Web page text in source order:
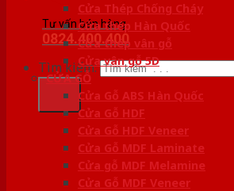
Tư vấn bán hàng
0824.400.400
Tìm kiếm:
Cửa Thép Chống Cháy
Cửa thép Hàn Quốc
Cửa thép vân gỗ
Cửa vân gỗ 5D
CỬA GỖ
Cửa Gỗ ABS Hàn Quốc
Cửa Gỗ HDF
Cửa Gỗ HDF Veneer
Cửa Gỗ MDF Laminate
Cửa gỗ MDF Melamine
Cửa Gỗ MDF Veneer